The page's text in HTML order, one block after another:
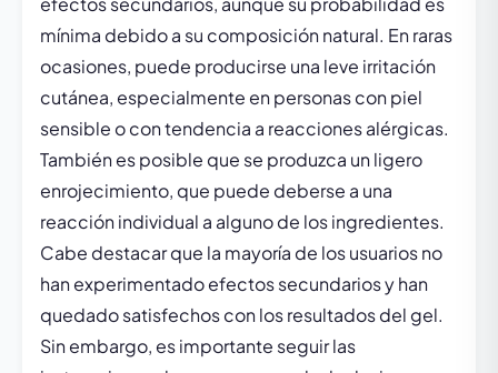
mínima debido a su composición natural. En raras
ocasiones, puede producirse una leve irritación
cutánea, especialmente en personas con piel
sensible o con tendencia a reacciones alérgicas.
También es posible que se produzca un ligero
enrojecimiento, que puede deberse a una
reacción individual a alguno de los ingredientes.
Cabe destacar que la mayoría de los usuarios no
han experimentado efectos secundarios y han
quedado satisfechos con los resultados del gel.
Sin embargo, es importante seguir las